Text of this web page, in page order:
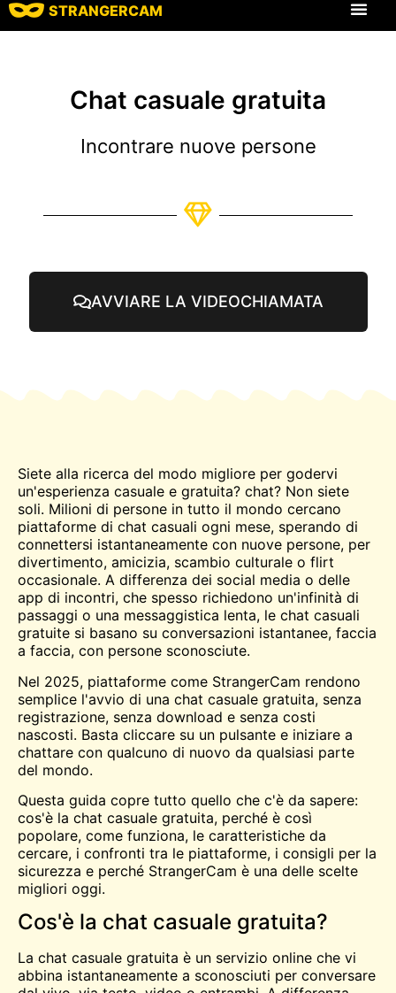
STRANGERCAM
Chat casuale gratuita
Incontrare nuove persone
AVVIARE LA VIDEOCHIAMATA
Siete alla ricerca del modo migliore per godervi
un'esperienza casuale e gratuita? chat? Non siete
soli. Milioni di persone in tutto il mondo cercano
piattaforme di chat casuali ogni mese, sperando di
connettersi istantaneamente con nuove persone, per
divertimento, amicizia, scambio culturale o flirt
occasionale. A differenza dei social media o delle
app di incontri, che spesso richiedono un'infinità di
passaggi o una messaggistica lenta, le chat casuali
gratuite si basano su conversazioni istantanee, faccia
a faccia, con persone sconosciute.
Nel 2025, piattaforme come StrangerCam rendono
semplice l'avvio di una chat casuale gratuita, senza
registrazione, senza download e senza costi
nascosti. Basta cliccare su un pulsante e iniziare a
chattare con qualcuno di nuovo da qualsiasi parte
del mondo.
Questa guida copre tutto quello che c'è da sapere:
cos'è la chat casuale gratuita, perché è così
popolare, come funziona, le caratteristiche da
cercare, i confronti tra le piattaforme, i consigli per la
sicurezza e perché StrangerCam è una delle scelte
migliori oggi.
Cos'è la chat casuale gratuita?
La chat casuale gratuita è un servizio online che vi
abbina istantaneamente a sconosciuti per conversare